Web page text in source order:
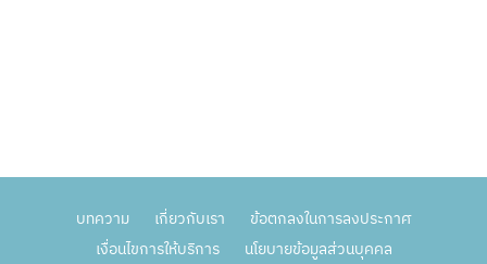
บทความ เกี่ยวกับเรา
ข้อตกลงในการลงประกาศ
เงื่อนไขการให้บริการ
นโยบายข้อมูลส่วนบุคคล